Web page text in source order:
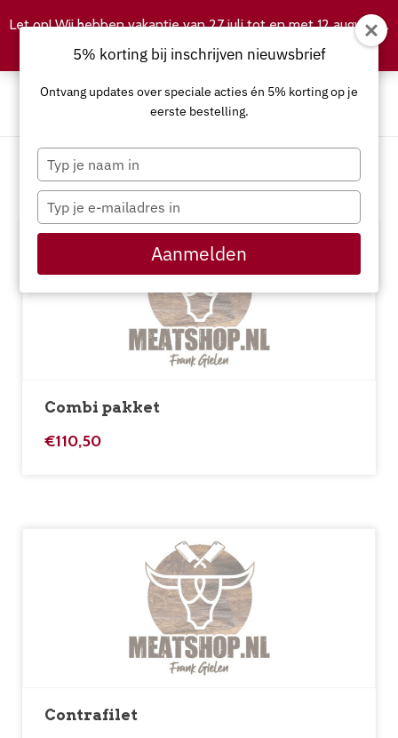
Assortiment
Combi pakket
€110,50
Contrafilet
5% korting bij inschrijven nieuwsbrief
Ontvang updates over speciale acties én 5% korting op je
eerste bestelling.
Typ
je
naam
Typ
je
e-
in
Aanmelden
Let op! Wij hebben vakantie van 27 juli tot en met 12 augustus.
Negeren